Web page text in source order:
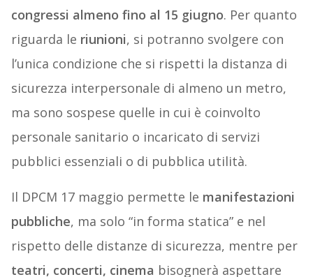
congressi almeno fino al 15 giugno. Per quanto
riguarda le riunioni, si potranno svolgere con
l’unica condizione che si rispetti la distanza di
sicurezza interpersonale di almeno un metro,
ma sono sospese quelle in cui è coinvolto
personale sanitario o incaricato di servizi
pubblici essenziali o di pubblica utilità.
Il DPCM 17 maggio permette le manifestazioni
pubbliche, ma solo “in forma statica” e nel
rispetto delle distanze di sicurezza, mentre per
teatri, concerti, cinema bisognerà aspettare